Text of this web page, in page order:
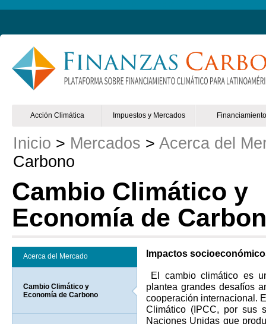
Acción Climática Impuestos y Mercados Financiamiento
Inicio > Mercados > Acerca del
Carbono
Cambio Climático y
Economía de
Acerca del Mercado
Cambio Climático y
Economía de Carbono
Impactos
El cambio climático es
plantea grandes desafíos
cooperación internacional.
Climático (IPCC, por sus
Naciones Unidas que